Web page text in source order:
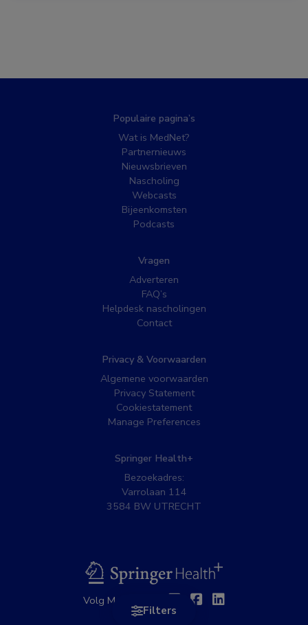
Filters
Populaire pagina’s
Wat is MedNet?
Partnernieuws
Nieuwsbrieven
Nascholing
Webcasts
Bijeenkomsten
Podcasts
Vragen
Adverteren
FAQ’s
Helpdesk nascholingen
Contact
Privacy & Voorwaarden
Algemene voorwaarden
Privacy Statement
Cookiestatement
Manage Preferences
Springer Health+
Bezoekadres:
Varrolaan 114
3584 BW UTRECHT
BSL
Volg MedNet op: TwitterFacebook
Linkedin